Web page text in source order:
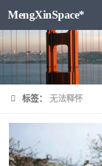
跳至内容
MengXinSpace*
标签： 无法释怀